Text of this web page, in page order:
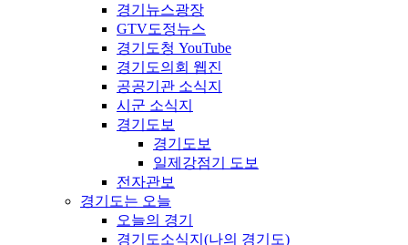
경기뉴스광장
GTV도정뉴스
경기도청 YouTube
경기도의회 웹진
공공기관 소식지
시군 소식지
경기도보
경기도보
일제강점기 도보
전자관보
경기도는 오늘
오늘의 경기
경기도소식지(나의 경기도)